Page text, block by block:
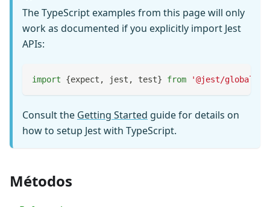
The TypeScript examples from this page will only
work as documented if you explicitly import Jest
APIs:
import {expect , jest , test} from '@jest/globals'
Consult the Getting Started guide for details on
how to setup Jest with TypeScript.
Métodos